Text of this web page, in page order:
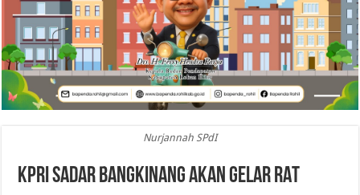
Nurjannah SPdI
KPRI Sadar Bangkinang Akan Gelar RAT